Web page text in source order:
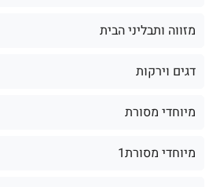
מזווה ותבליני הבית
דגים וירקות
מיוחדי מסורת
מיוחדי מסורת1